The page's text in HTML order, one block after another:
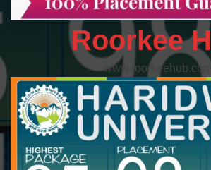
Roorkee
www.roorkeehub.com